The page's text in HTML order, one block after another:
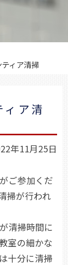
ィア清掃
ア清
年11月25日
ご参加くだ
掃が行われ
清掃時間に
室の細かな
十分に清掃